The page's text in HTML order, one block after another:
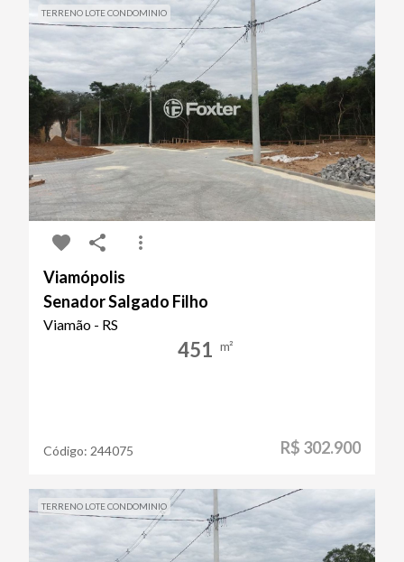
TERRENO LOTE CONDOMINIO
Viamópolis
Senador Salgado Filho
Viamão - RS
451 m²
Código: 244075 R$ 302.900
TERRENO LOTE CONDOMINIO